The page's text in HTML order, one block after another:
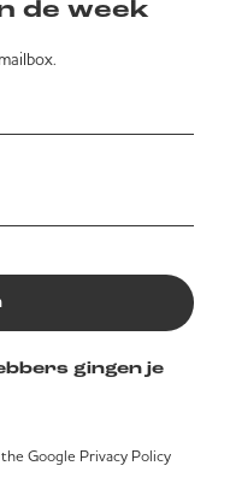
de week
gingen je
Google Privacy Policy